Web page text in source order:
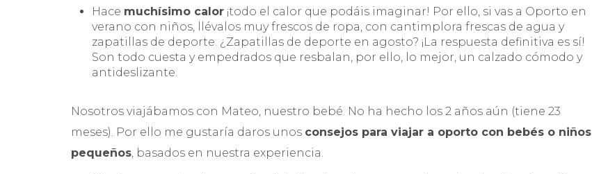
Hace muchísimo calor ¡todo el calor que podáis imaginar! Por ello, si vas a Oporto en
verano con niños, llévalos muy frescos de ropa, con cantimplora frescas de agua y
zapatillas de deporte. ¿Zapatillas de deporte en agosto? ¡La respuesta definitiva es sí!
Son todo cuesta y empedrados que resbalan, por ello, lo mejor, un calzado cómodo y
antideslizante.
Nosotros viajábamos con Mateo, nuestro bebé. No ha hecho los 2 años aún (tiene 23
meses). Por ello me gustaría daros unos consejos para viajar a oporto con bebés o niños
pequeños, basados en nuestra experiencia.